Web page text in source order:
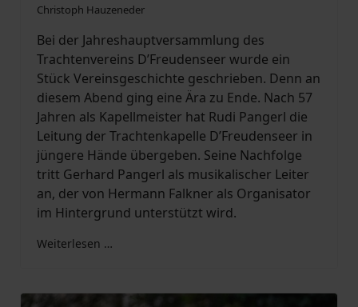
Christoph Hauzeneder
Bei der Jahreshauptversammlung des
Trachtenvereins D’Freudenseer wurde ein
Stück Vereinsgeschichte geschrieben. Denn an
diesem Abend ging eine Ära zu Ende. Nach 57
Jahren als Kapellmeister hat Rudi Pangerl die
Leitung der Trachtenkapelle D’Freudenseer in
jüngere Hände übergeben. Seine Nachfolge
tritt Gerhard Pangerl als musikalischer Leiter
an, der von Hermann Falkner als Organisator
im Hintergrund unterstützt wird.
Weiterlesen …